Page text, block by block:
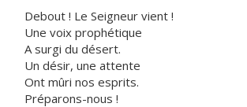
Debout ! Le Seigneur vient !
Une voix prophétique
A surgi du désert.
Un désir, une attente
Ont mûri nos esprits.
Préparons-nous !